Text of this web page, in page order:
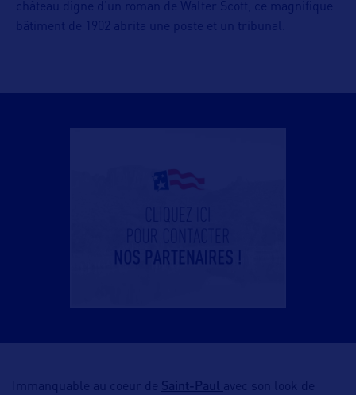
château digne d’un roman de Walter Scott, ce magnifique
bâtiment de 1902 abrita une poste et un tribunal.
Immanquable au coeur de Saint-Paul avec son look de